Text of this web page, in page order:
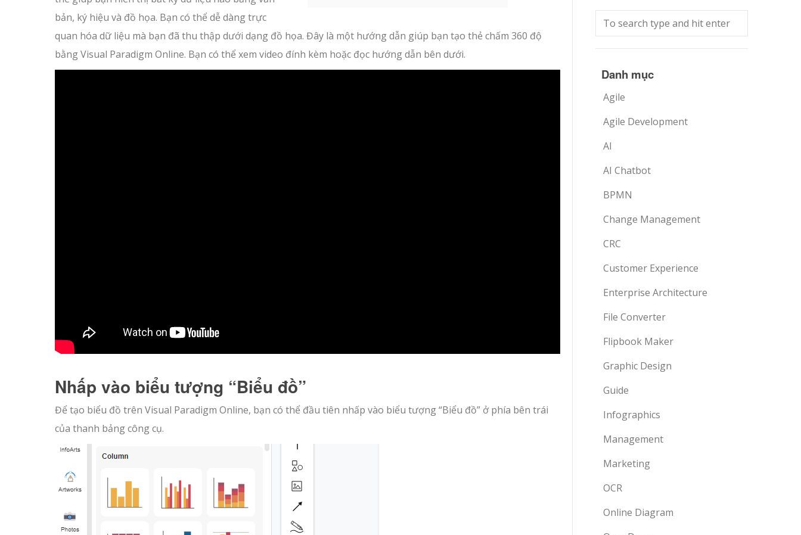
bản, ký hiệu và đồ họa. Bạn có thể dễ dàng trực
quan hóa dữ liệu mà bạn đã thu thập dưới dạng đồ họa. Đây là một hướng dẫn giúp bạn tạo thẻ chấm 360 độ
bằng Visual Paradigm Online. Bạn có thể xem video đính kèm hoặc đọc hướng dẫn bên dưới.
Nhấp vào biểu tượng “Biểu đồ”
Để tạo biểu đồ trên Visual Paradigm Online, bạn có thể đầu tiên nhấp vào biểu tượng “Biểu đồ” ở phía bên trái
của thanh bảng công cụ.
Danh mục
Agile
Agile Development
AI
AI Chatbot
BPMN
Change Management
CRC
Customer Experience
Enterprise Architecture
File Converter
Flipbook Maker
Graphic Design
Guide
Infographics
Management
Marketing
OCR
Online Diagram